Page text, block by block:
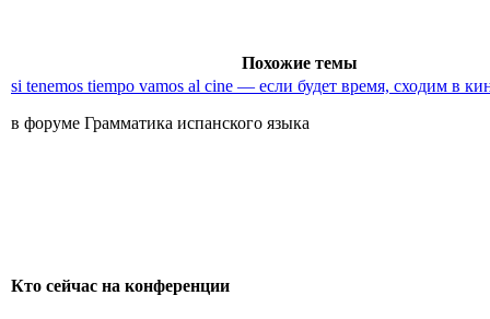
Похожие темы
si tenemos tiempo vamos al cine — если будет время, сходим в
в форуме Грамматика испанского языка
Кто сейчас на конференции